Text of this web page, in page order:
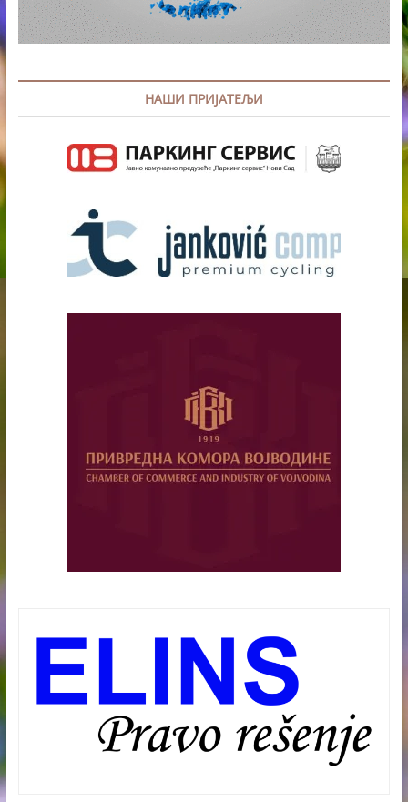
НАШИ ПРИЈАТЕЉИ